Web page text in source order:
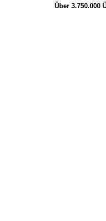
Über 3.750.000